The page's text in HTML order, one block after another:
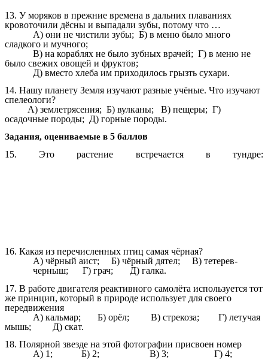
13. У моряков в прежние времена в дальних плаваниях
кровоточили дёсны и выпадали зубы, потому что …
А) они не чистили зубы; Б) в меню было много
сладкого и мучного;
В) на кораблях не было зубных врачей; Г) в меню не
было свежих овощей и фруктов;
Д) вместо хлеба им приходилось грызть сухари.
14. Нашу планету Земля изучают разные учёные. Что изучают
спелеологи?
А) землетрясения; Б) вулканы; В) пещеры; Г)
осадочные породы; Д) горные породы.
Задания, оцениваемые в 5 баллов
15. Это растение встречается в тундре:
16. Какая из перечисленных птиц самая чёрная?
А) чёрный аист; Б) чёрный дятел; В) тетерев-
черныш; Г) грач; Д) галка.
17. В работе двигателя реактивного самолёта используется тот
же принцип, который в природе использует для своего
передвижения
А) кальмар; Б) орёл; В) стрекоза; Г) летучая
мышь; Д) скат.
18. Полярной звезде на этой фотографии присвоен номер
А) 1; Б) 2; В) 3; Г) 4;